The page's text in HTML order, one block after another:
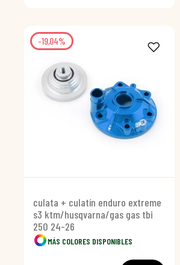
-19,04%
culata + culatín enduro extreme
s3 ktm/husqvarna/gas gas tbi
250 24-26
MÁS COLORES DISPONIBLES